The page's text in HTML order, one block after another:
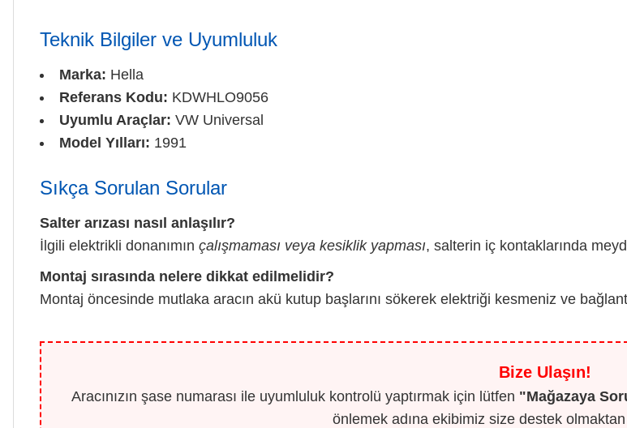
Teknik Bilgiler ve Uyumluluk
Marka: Hella
Referans Kodu: KDWHLO9056
Uyumlu Araçlar: VW Universal
Model Yılları: 1991
Sıkça Sorulan Sorular
Salter arızası nasıl anlaşılır?
İlgili elektrikli donanımın çalışmaması veya kesiklik yapması, salterin iç kontaklarında
Montaj sırasında nelere dikkat edilmelidir?
Montaj öncesinde mutlaka aracın akü kutup başlarını sökerek elektriği kesmeniz ve
Bize Ulaşın!
Aracınızın şase numarası ile uyumluluk kontrolü yaptırmak için lütfen "Mağazaya
önlemek adına ekibimiz size destek